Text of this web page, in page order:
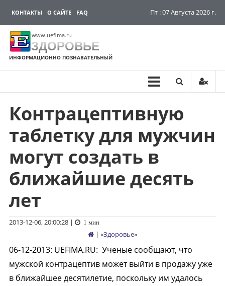
КОНТАКТЫ О САЙТЕ FAQ Пт : 07 Августа 2026 г.
www.uefima.ru
ЗДОРОВЬЕ
ИНФОРМАЦИОННО ПОЗНАВАТЕЛЬНЫЙ
Перейти
содержимому
Контрацептивную
таблетку для мужчин
могут создать в
ближайшие десять
лет
2013-12-06, 20:00:28| 1 мин
| «Здоровье»
06-12-2013: UEFIMA.RU: Ученые сообщают, что
мужской контрацептив может выйти в продажу уже
в ближайшее десятилетие, поскольку им удалось